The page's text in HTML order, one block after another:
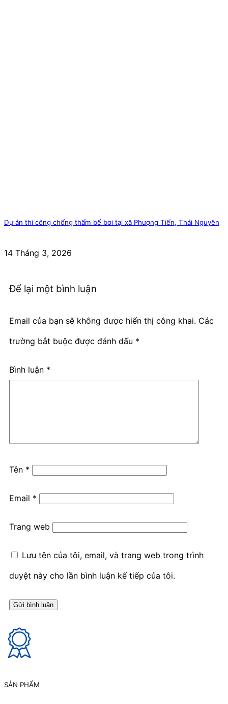
Dự án thi công chống thấm bể bơi tại xã Phượng Tiến, Thái Nguyên
14 Tháng 3, 2026
Để lại một bình luận
Email của bạn sẽ không được hiển thị công khai. Các
trường bắt buộc được đánh dấu *
Bình luận *
Tên *
Email *
Trang web
Lưu tên của tôi, email, và trang web trong trình
duyệt này cho lần bình luận kế tiếp của tôi.
SẢN PHẨM